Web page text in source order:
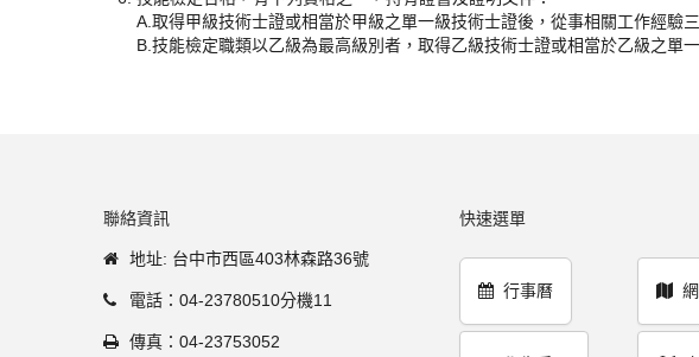
A.取得甲級技術士證或相當於甲級之單一級技術士證後，從事相關工作經驗
B.技能檢定職類以乙級為最高級別者，取得乙級技術士證或相當於乙級之單
聯絡資訊
地址: 台中市西區403林森路36號
電話：04-23780510分機11
傳真：04-23753052
快速選單
行事曆